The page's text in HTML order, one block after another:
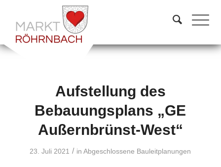
Aufstellung des
Bebauungsplans „GE
Außernbrünst-West“
23. Juli 2021 / inAbgeschlossene Bauleitplanungen